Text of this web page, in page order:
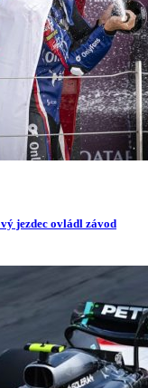
jezdec ovládl závod